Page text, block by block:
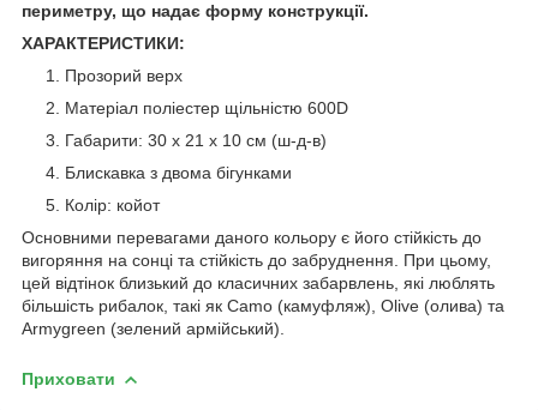
периметру, що надає форму конструкції.
ХАРАКТЕРИСТИКИ:
Прозорий верх
Матеріал поліестер щільністю 600D
Габарити: 30 х 21 х 10 см (ш-д-в)
Блискавка з двома бігунками
Колір: койот
Основними перевагами даного кольору є його стійкість до
вигоряння на сонці та стійкість до забруднення. При цьому,
цей відтінок близький до класичних забарвлень, які люблять
більшість рибалок, такі як Camo (камуфляж), Olive (олива) та
Armygreen (зелений армійський).
Приховати